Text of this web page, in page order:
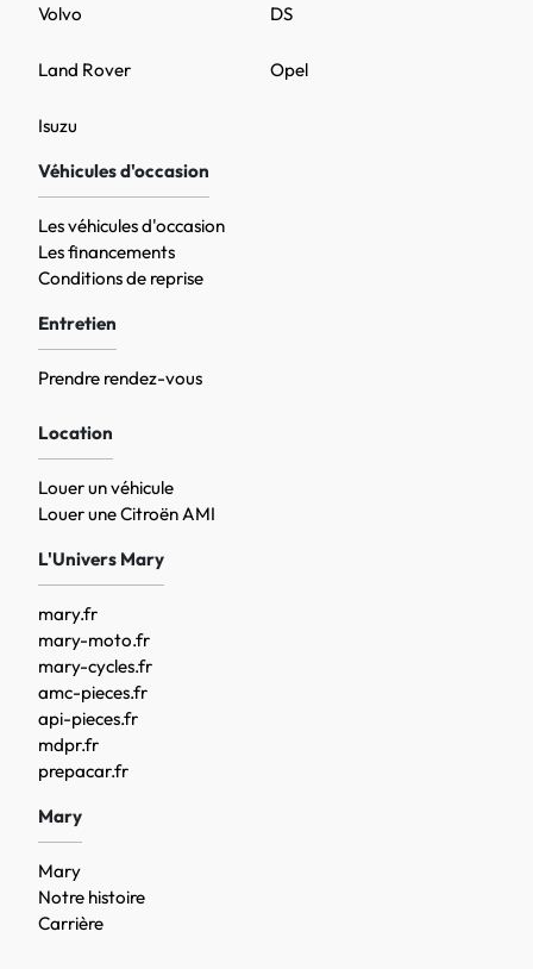
DS
Opel
Volvo
Land Rover
Isuzu
Véhicules d'occasion
Les véhicules d'occasion
Les financements
Conditions de reprise
Entretien
Prendre rendez-vous
Location
Louer un véhicule
Louer une Citroën AMI
L'Univers Mary
mary.fr
mary-moto.fr
mary-cycles.fr
amc-pieces.fr
api-pieces.fr
mdpr.fr
prepacar.fr
Mary
Mary
Notre histoire
Carrière